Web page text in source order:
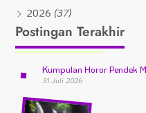
2026 (37)
Postingan Terakhir
Kumpulan Horor Pendek
31 Juli 2026